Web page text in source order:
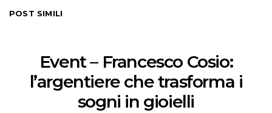
POST SIMILI
Event – Francesco Cosio:
l’argentiere che trasforma i
sogni in gioielli